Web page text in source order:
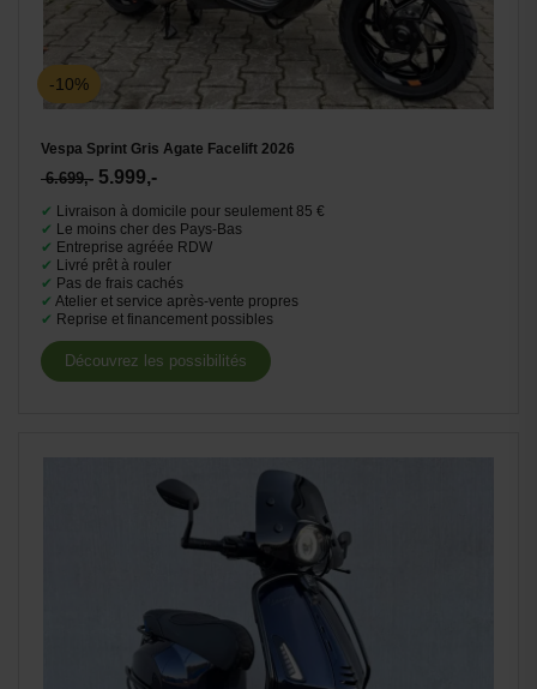
-10%
Vespa Sprint Gris Agate Facelift 2026
6.699,- 5.999,-
✔ Livraison à domicile pour seulement 85 €
✔ Le moins cher des Pays-Bas
✔ Entreprise agréée RDW
✔ Livré prêt à rouler
✔ Pas de frais cachés
✔ Atelier et service après-vente propres
✔ Reprise et financement possibles
Découvrez les possibilités